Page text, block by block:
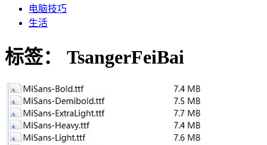
电脑技巧
生活
标签： TsangerFeiBai